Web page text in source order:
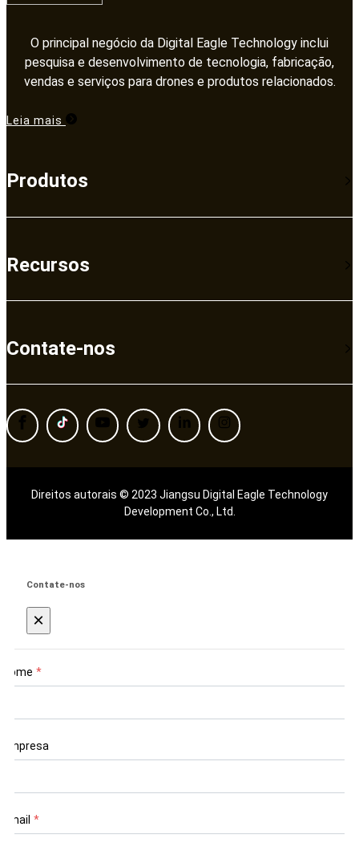
O principal negócio da Digital Eagle Technology inclui
pesquisa e desenvolvimento de tecnologia, fabricação,
vendas e serviços para drones e produtos relacionados.​​​​​​​
Leia mais
Produtos
Recursos
Contate-nos
Direitos autorais © 2023 Jiangsu Digital Eagle Technology
Development Co., Ltd.
Contate-nos
×
Nome *
Empresa
Email *